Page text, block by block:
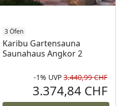
Preis
Preis
3 Öfen
Karibu Gartensauna
Saunahaus Angkor 2
-1% UVP 3.440,99 CHF
3.374,84 CHF